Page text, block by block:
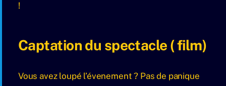
!
Captation du spectacle ( film)
Vous avez loupé l’évenement ? Pas de panique